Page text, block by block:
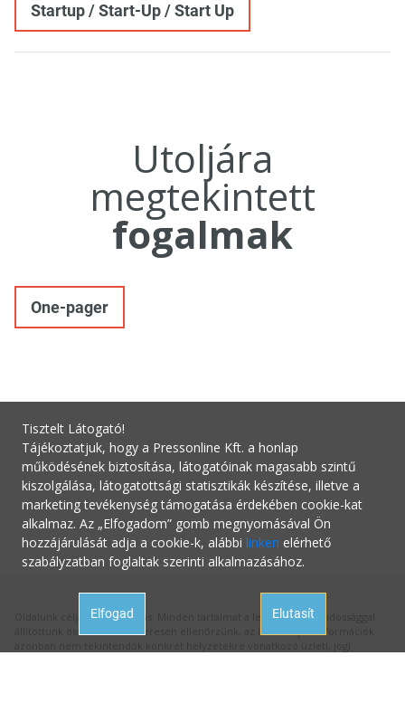
Startup / Start-Up / Start Up
Utoljára
megtekintett
fogalmak
One-pager
Oldalunk célja a tájékoztatás. Minden tartalmat a legnagyobb gondossággal
állítottunk össze és rendszeresen ellenőrzünk, az itt szereplő információk
Tisztelt Látogató!
Tájékoztatjuk, hogy a Pressonline Kft. a honlap
működésének biztosítása, látogatóinak magasabb szintű
kiszolgálása, látogatottsági statisztikák készítése, illetve a
marketing tevékenység támogatása érdekében cookie-kat
alkalmaz. Az „Elfogadom” gomb megnyomásával Ön
hozzájárulását adja a cookie-k, alábbi linken elérhető
szabályzatban foglaltak szerinti alkalmazásához.
Elfogad Elutasít